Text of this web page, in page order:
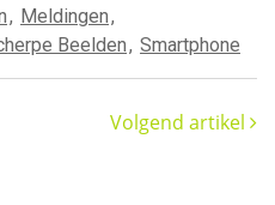
, Meldingen,
Beelden, Smartphone
Volgend artikel